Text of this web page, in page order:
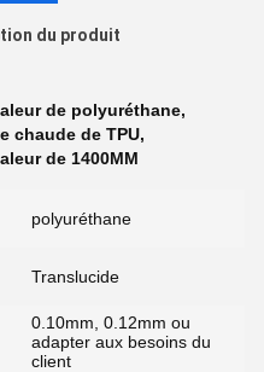
du produit
de polyuréthane,
chaude de TPU,
de 1400MM
polyuréthane
Translucide
0.10mm, 0.12mm ou
adapter aux besoins du
client